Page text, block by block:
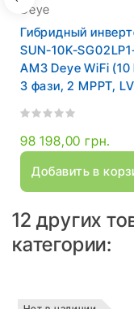
Deye
Гибридный
SUN-10K-
AM3 Deye WiFi (10
3 фази, 2 MPPT,
98 198,00 грн.
Добавить в
12 других
категории: